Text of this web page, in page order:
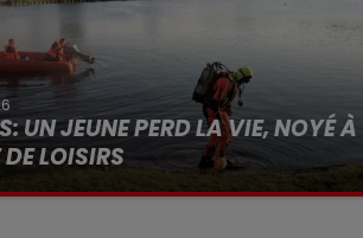
UN JEUNE PERD LA VIE, NOYÉ À
LOISIRS
a coulé à pic